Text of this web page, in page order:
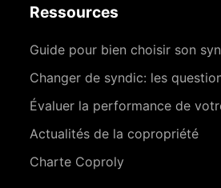
Ressources
Guide pour bien choisir son
Changer de syndic: les
Évaluer la performance de
Actualités de la copropriété
Charte Coproly